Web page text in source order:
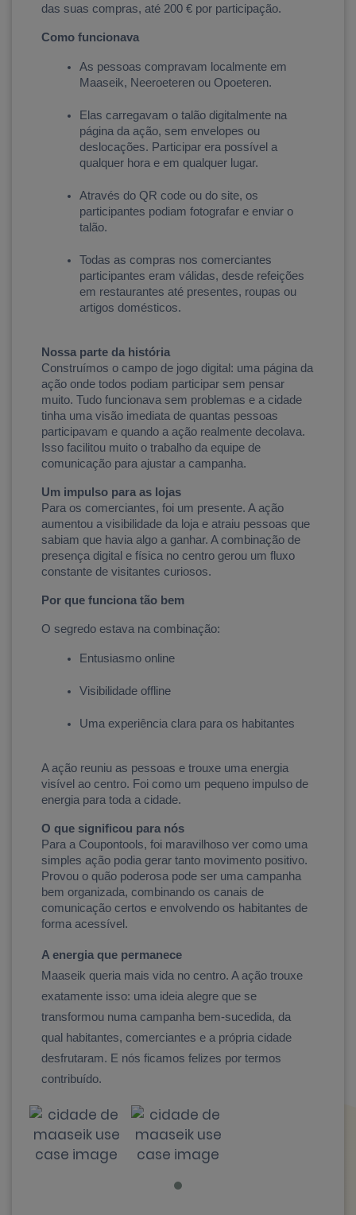
das suas compras, até 200 € por participação.
Como funcionava
As pessoas compravam localmente em
Maaseik, Neeroeteren ou Opoeteren.
Elas carregavam o talão digitalmente na
página da ação, sem envelopes ou
deslocações. Participar era possível a
qualquer hora e em qualquer lugar.
Através do QR code ou do site, os
participantes podiam fotografar e enviar o
talão.
Todas as compras nos comerciantes
participantes eram válidas, desde refeições
em restaurantes até presentes, roupas ou
artigos domésticos.
Nossa parte da história
Construímos o campo de jogo digital: uma página da
ação onde todos podiam participar sem pensar
muito. Tudo funcionava sem problemas e a cidade
tinha uma visão imediata de quantas pessoas
participavam e quando a ação realmente decolava.
Isso facilitou muito o trabalho da equipe de
comunicação para ajustar a campanha.
Um impulso para as lojas
Para os comerciantes, foi um presente. A ação
aumentou a visibilidade da loja e atraiu pessoas que
sabiam que havia algo a ganhar. A combinação de
presença digital e física no centro gerou um fluxo
constante de visitantes curiosos.
Por que funciona tão bem
O segredo estava na combinação:
Entusiasmo online
Visibilidade offline
Uma experiência clara para os habitantes
A ação reuniu as pessoas e trouxe uma energia
visível ao centro. Foi como um pequeno impulso de
energia para toda a cidade.
O que significou para nós
Para a Coupontools, foi maravilhoso ver como uma
simples ação podia gerar tanto movimento positivo.
Provou o quão poderosa pode ser uma campanha
bem organizada, combinando os canais de
comunicação certos e envolvendo os habitantes de
forma acessível.
A energia que permanece
Maaseik queria mais vida no centro. A ação trouxe
exatamente isso: uma ideia alegre que se
transformou numa campanha bem-sucedida, da
qual habitantes, comerciantes e a própria cidade
desfrutaram. E nós ficamos felizes por termos
contribuído.